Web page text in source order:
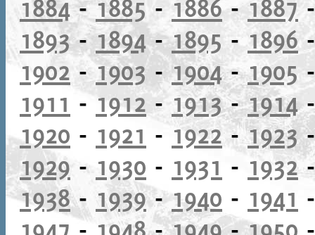
1884-1885 - 1886-1887
1893-1894-1895 -1896
1902 -1903-1904-1905
1911 -1912-1913-1914
1920 - 1921 - 1922-1923
1929- 1930 - 1931 - 1932
1938- 1939-1940 - 1941